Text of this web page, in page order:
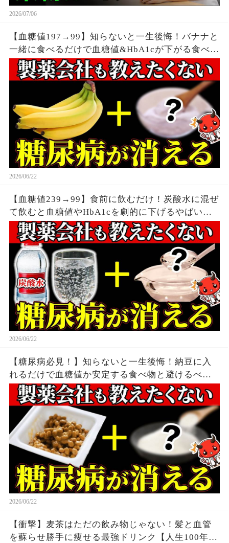
2026/07/06
【血糖値197→99】知らないと一生後悔！バナナと
一緒に食べるだけで血糖値&HbA1cが下がる食べ物
6選【糖尿病・高齢者・血糖値・HbA1c】
2026/06/22
【血糖値239→99】食前に飲むだけ！炭酸水に混ぜ
て飲むと血糖値やHbA1cを劇的に下げるやばい食
べ物7選【糖尿病・高齢者・血糖値・HbA1c】
2026/06/22
【糖尿病必見！】知らないと一生後悔！納豆に入
れるだけで血糖値か安定する食べ物と避けるべき
食べ方【糖尿病・高齢者・血糖値】
2026/06/22
【衝撃】麦茶はただの飲み物じゃない！髪と血管
を蘇らせ勝手に痩せる最強ドリンク【人生100年時